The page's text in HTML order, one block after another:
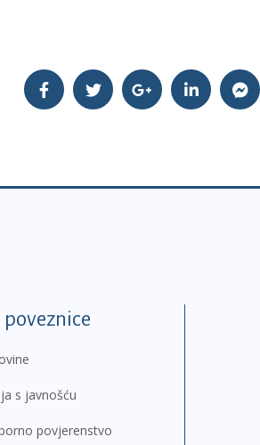
poveznice
s javnošću
povjerenstvo